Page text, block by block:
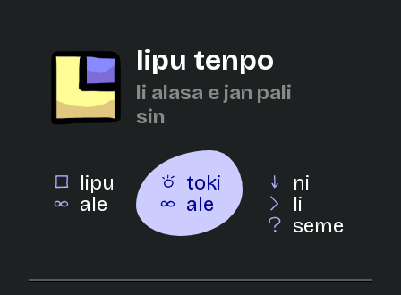
lipu tenpo
li alasa e jan pali
sin
lipu
ale
toki
ale
ni
li
seme